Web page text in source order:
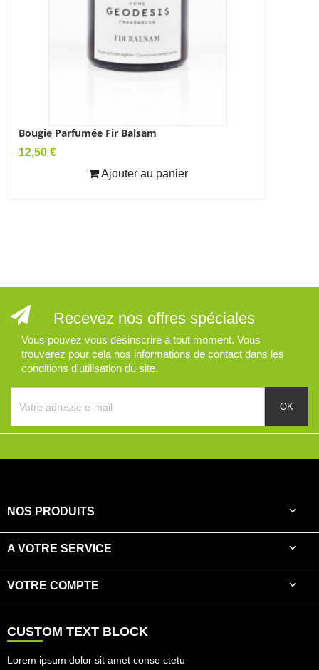
Bougie Parfumée Fir Balsam
Prix
12,50 €
Ajouter au panier
Recevez nos offres spéciales
Vous pouvez vous désinscrire à tout moment. Vous
trouverez pour cela nos informations de contact dans les
conditions d'utilisation du site.
NOS PRODUITS 
A VOTRE SERVICE 
VOTRE COMPTE 
CUSTOM TEXT BLOCK
Lorem ipsum dolor sit amet conse ctetu